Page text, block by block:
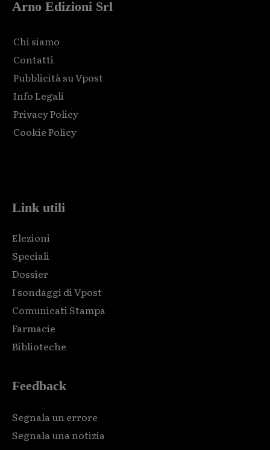
Arno Edizioni Srl
Chi siamo
Contatti
Pubblicità su Vpost
Info Legali
Privacy Policy
Cookie Policy
Link utili
Elezioni
Speciali
Dossier
I sondaggi di Vpost
Comunicati Stampa
Farmacie
Biblioteche
Feedback
Segnala un errore
Segnala una notizia